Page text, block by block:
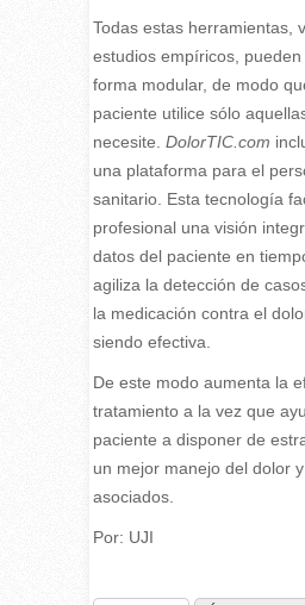
Todas estas herramientas,
estudios empíricos,
forma modular, de modo
paciente utilice sólo
necesite. DolorTIC.com
una plataforma para el
sanitario. Esta tecnología
profesional una visión
datos del paciente en
agiliza la detección de
la medicación contra el
siendo efectiva.
De este modo aumenta la
tratamiento a la vez que
paciente a disponer de
un mejor manejo del dolor
asociados.
Por: UJI